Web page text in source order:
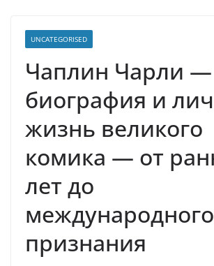
UNCATEGORISED
Чаплин Чарли —
биография и
жизнь великого
комика — от
лет до
международного
признания